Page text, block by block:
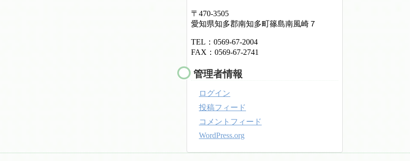
〒470-3505
愛知県知多郡南知多町篠島南風崎７
TEL：0569-67-2004
FAX：0569-67-2741
管理者情報
ログイン
投稿フィード
コメントフィード
WordPress.org